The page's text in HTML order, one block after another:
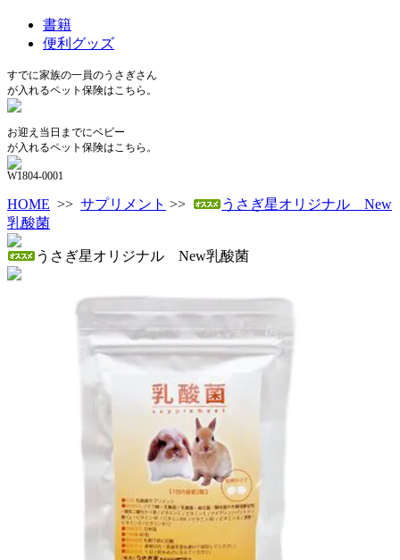
書籍
便利グッズ
すでに家族の一員のうさぎさん
が入れるペット保険はこちら。
お迎え当日までにベビー
が入れるペット保険はこちら。
W1804-0001
HOME >> サプリメント >>
うさぎ星オリジナル New
乳酸菌
うさぎ星オリジナル New乳酸菌